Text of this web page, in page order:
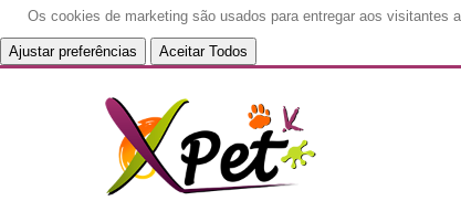
Os cookies de marketing são usados para entregar aos visitantes
Ajustar preferências Aceitar Todos